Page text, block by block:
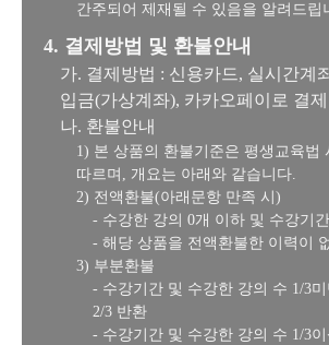
간주되어 제재될 수 있음을 알려드립
4. 결제방법 및 환불안내
가. 결제방법 : 신용카드, 실시간계
입금(가상계좌), 카카오페이로 결
나. 환불안내
1) 본 상품의 환불기준은 평생교육법
따르며, 개요는 아래와 같습니다.
2) 전액환불(아래문항 만족 시)
- 수강한 강의 0개 이하 및 수강기간
- 해당 상품을 전액환불한 이력이
3) 부분환불
- 수강기간 및 수강한 강의 수 1/3
2/3 반환
- 수강기간 및 수강한 강의 수 1/3